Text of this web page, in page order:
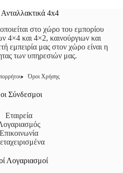
4x4
στο χώρο του εμπορίου
4×4 και 4×2, καινούργιων και
εμπειρία μας στον χώρο είναι η
των υπηρεσιών μας.
Όροι Χρήσης
Σύνδεσμοι
Εταιρεία
Επικοινωνία
Λογαριασμοί